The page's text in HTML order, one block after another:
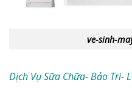
ve-sinh-
Dịch Vụ Sữa Chữa- Bảo Trì-